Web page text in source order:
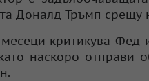
Доналд Тръмп срещу
критикува Фед
наскоро отправи